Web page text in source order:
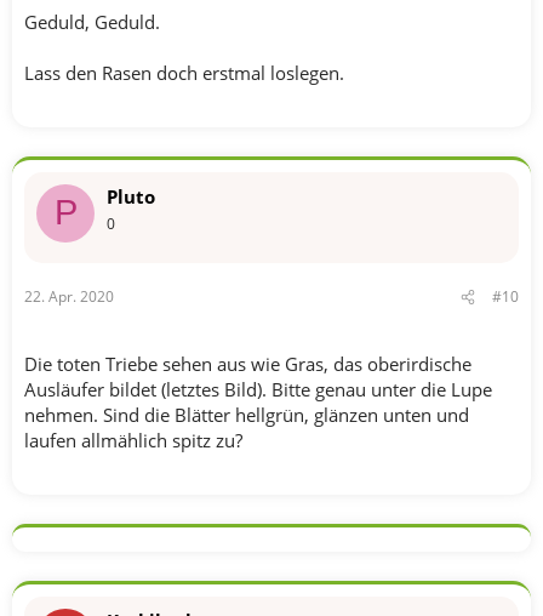
Geduld, Geduld.
Lass den Rasen doch erstmal loslegen.
P Pluto
0
22. Apr. 2020 #10
Die toten Triebe sehen aus wie Gras, das oberirdische
Ausläufer bildet (letztes Bild). Bitte genau unter die Lupe
nehmen. Sind die Blätter hellgrün, glänzen unten und
laufen allmählich spitz zu?